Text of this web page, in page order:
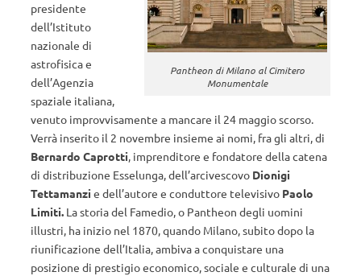
Pantheon di Milano al Cimitero
Monumentale
presidente
dell’Istituto
nazionale di
astrofisica e
dell’Agenzia
spaziale italiana,
venuto improvvisamente a mancare il 24 maggio scorso.
Verrà inserito il 2 novembre insieme ai nomi, fra gli altri, di
Bernardo Caprotti, imprenditore e fondatore della catena
di distribuzione Esselunga, dell’arcivescovo Dionigi
Tettamanzi e dell’autore e conduttore televisivo Paolo
Limiti. La storia del Famedio, o Pantheon degli uomini
illustri, ha inizio nel 1870, quando Milano, subito dopo la
riunificazione dell’Italia, ambiva a conquistare una
posizione di prestigio economico, sociale e culturale di una